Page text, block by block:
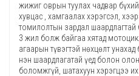
жижиг оврын туулах чадвар
хувцас , хамгаалах хэрэгсэл,
томилолтын зардал шаардлагтай
3 жил болж байгаа хятад
агаарын түвэгтэй нөхцөлт
нэн шаардлагатай үед болон
боломжгүй, шатахуун хэрэгцээ